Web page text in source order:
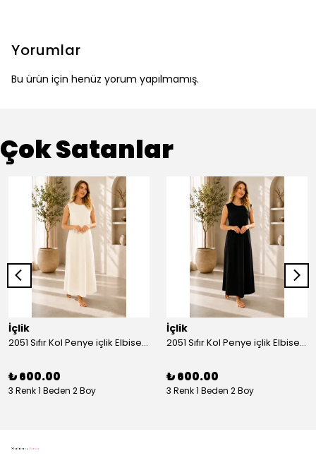
Yorumlar
Bu ürün için henüz yorum yapılmamış.
Çok Satanlar
İçlik
2051 Sıfır Kol Penye içlik Elbise - Ekru
₺ 600.00
3 Renk 1 Beden 2 Boy
İçlik
2051 Sıfır Kol Penye içlik Elbise - Siyah
₺ 600.00
3 Renk 1 Beden 2 Boy